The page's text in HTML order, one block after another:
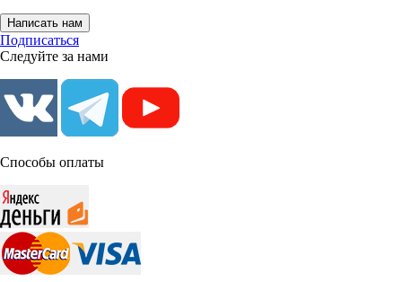
Написать нам
Подписаться
Следуйте за нами
Способы оплаты